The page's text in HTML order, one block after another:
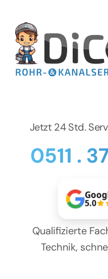
springen
Jetzt 24 Std.
0511 .
5.0
Qualifizierte
Technik,